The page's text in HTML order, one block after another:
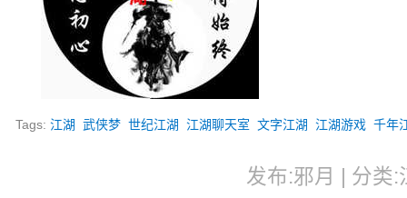
Tags:江湖 武侠梦 世纪江湖 江湖聊天室 文字江湖 江湖游戏 千年
发布:邪月 | 分类: